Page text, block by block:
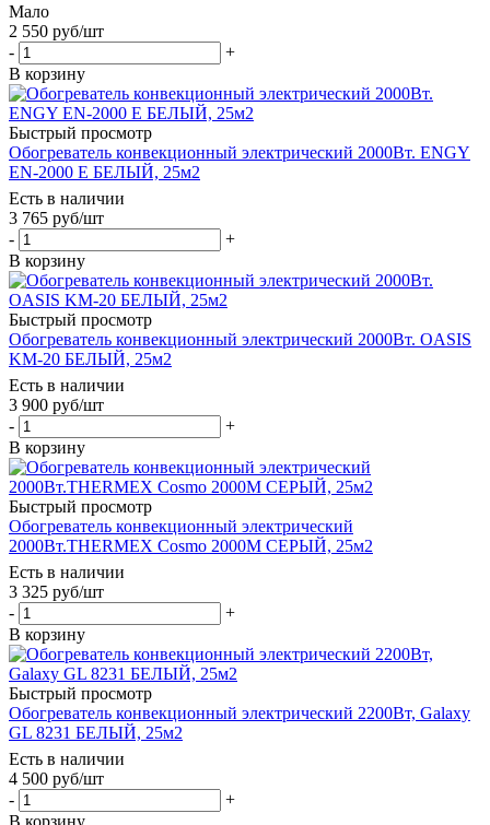
Мало
2 550 руб/шт
-
+
В корзину
Быстрый просмотр
Обогреватель конвекционный электрический 2000Вт. ENGY
EN-2000 E БЕЛЫЙ, 25м2
Есть в наличии
3 765 руб/шт
-
+
В корзину
Быстрый просмотр
Обогреватель конвекционный электрический 2000Вт. OASIS
KM-20 БЕЛЫЙ, 25м2
Есть в наличии
3 900 руб/шт
-
+
В корзину
Быстрый просмотр
Обогреватель конвекционный электрический
2000Вт.THERMEX Cosmo 2000M СЕРЫЙ, 25м2
Есть в наличии
3 325 руб/шт
-
+
В корзину
Быстрый просмотр
Обогреватель конвекционный электрический 2200Вт, Galaxy
GL 8231 БЕЛЫЙ, 25м2
Есть в наличии
4 500 руб/шт
-
+
В корзину